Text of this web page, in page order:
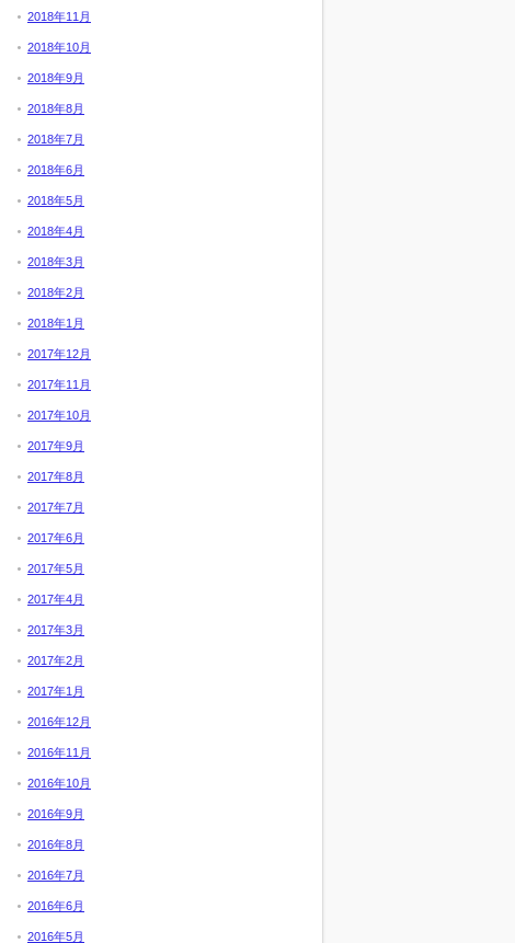
2018年11月
2018年10月
2018年9月
2018年8月
2018年7月
2018年6月
2018年5月
2018年4月
2018年3月
2018年2月
2018年1月
2017年12月
2017年11月
2017年10月
2017年9月
2017年8月
2017年7月
2017年6月
2017年5月
2017年4月
2017年3月
2017年2月
2017年1月
2016年12月
2016年11月
2016年10月
2016年9月
2016年8月
2016年7月
2016年6月
2016年5月